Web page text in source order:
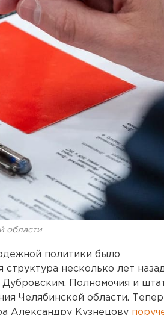
области
политики было
структура несколько лет
Полномочия и
Челябинской области.
Александру Кузнецову